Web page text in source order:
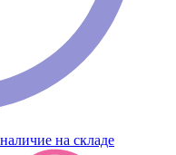
на складе